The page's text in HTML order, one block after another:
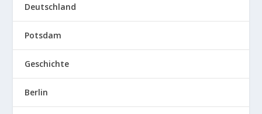
Deutschland
Potsdam
Geschichte
Berlin